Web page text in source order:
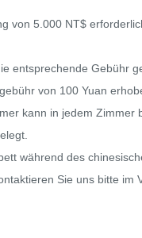
von 5.000 NT$
entsprechende Gebühr
von 100 Yuan
kann in jedem
während des
Sie uns bitte im